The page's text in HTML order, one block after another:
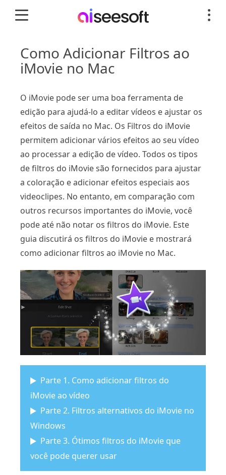
Como Adicionar Filtros ao
iMovie no Mac
O iMovie pode ser uma boa ferramenta de
edição para ajudá-lo a editar vídeos e ajustar os
efeitos de saída no Mac. Os Filtros do iMovie
permitem adicionar vários efeitos ao seu vídeo
ao processar a edição de vídeo. Todos os tipos
de filtros do iMovie são fornecidos para ajustar
a coloração e adicionar efeitos especiais aos
videoclipes. No entanto, em comparação com
outros recursos importantes do iMovie, você
pode até não notar os filtros do iMovie. Este
guia discutirá os filtros do iMovie e mostrará
como adicionar filtros ao iMovie no Mac.
Parte 1. Como adicionar filtros do
iMovie ao vídeo
Parte 2. Filtros alternativos do iMovie no
Windows
Parte 3. Ótimos filtros do iMovie que
você pode querer usar